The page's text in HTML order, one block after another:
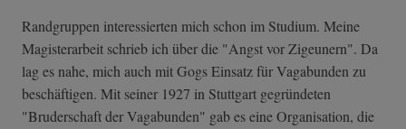
Randgruppen interessierten mich schon im Studium. Meine
Magisterarbeit schrieb ich über die "Angst vor Zigeunern". Da
lag es nahe, mich auch mit Gogs Einsatz für Vagabunden zu
beschäftigen. Mit seiner 1927 in Stuttgart gegründeten
"Bruderschaft der Vagabunden" gab es eine Organisation, die